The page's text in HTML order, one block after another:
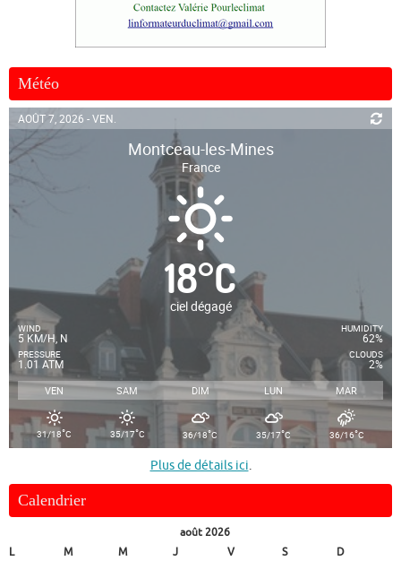
Météo
AOÛT 7, 2026 - VEN.
Montceau-les-Mines
France
18°C
ciel dégagé
WIND
5 KM/H, N
PRESSURE
1.01 ATM
HUMIDITY
62%
CLOUDS
2%
VEN SAM DIM LUN MAR
31/18°C 35/17°C 36/18°C 35/17°C 36/16°C
Plus de détails ici.
Calendrier
août 2026
L
M M J V S D